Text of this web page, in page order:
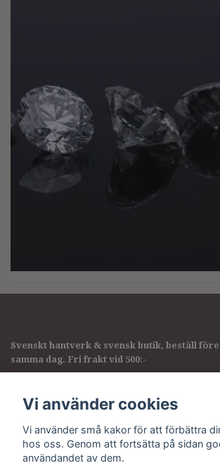
Svenskt hantverk & svensk butik, beställ före
samma dag. Fri frakt vid 500:-
Företagsinformation
Sociala medier
Vi använder cookies
Vi använder små kakor för att förbättra
hos oss. Genom att fortsätta på sidan
användandet av dem.